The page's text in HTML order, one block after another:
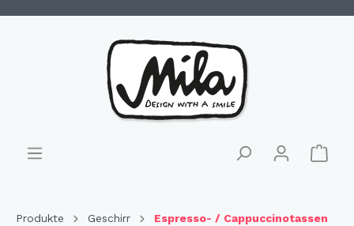
Produkte Geschirr Espresso- / Cappuccinotassen